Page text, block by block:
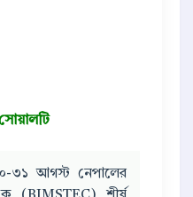
৩১ আগস্ট নেপালের